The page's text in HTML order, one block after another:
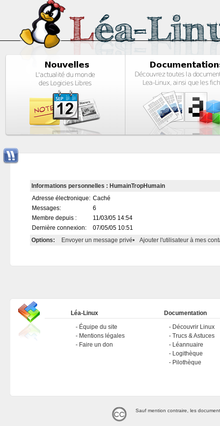
Informations personnelles : HumainTropHumain
Adresse électronique: Caché
Messages:
6
Membre depuis :
11/03/05 14:54
Dernière connexion:
07/05/05 10:51
Options:
Envoyer un message privé• Ajouter l'utilisateur à mes
Léa-Linux
Équipe du site
Mentions légales
Faire un don
Documentation
Découvrir Linux
Trucs & Astuces
Léannuaire
Logithèque
Pilothèque
Sauf mention contraire, les